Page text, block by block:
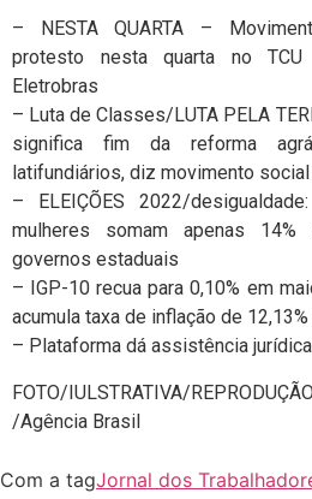
– NESTA QUARTA –
protesto nesta quarta no
Eletrobras
– Luta de Classes/LUTA PELA
significa fim da reforma
latifundiários, diz movimento social
– ELEIÇÕES 2022/
mulheres somam apenas 14%
governos estaduais
– IGP-10 recua para 0,10% em
acumula taxa de inflação de
– Plataforma dá assistência
FOTO/IULSTRATIVA/
/Agência Brasil
Com a tagJornal dos